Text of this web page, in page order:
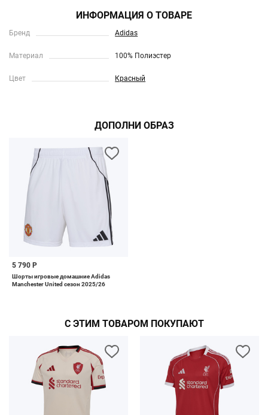
ИНФОРМАЦИЯ О ТОВАРЕ
Бренд Adidas
Материал 100% Полиэстер
Цвет Красный
ДОПОЛНИ ОБРАЗ
5 790 Р
Шорты игровые домашние Adidas
Manchester United сезон 2025/26
С ЭТИМ ТОВАРОМ ПОКУПАЮТ